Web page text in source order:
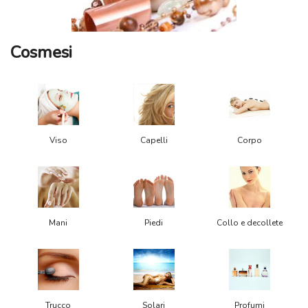
Cosmesi
Viso Capelli Corpo
Mani Piedi Collo e decollete
Trucco Solari Profumi